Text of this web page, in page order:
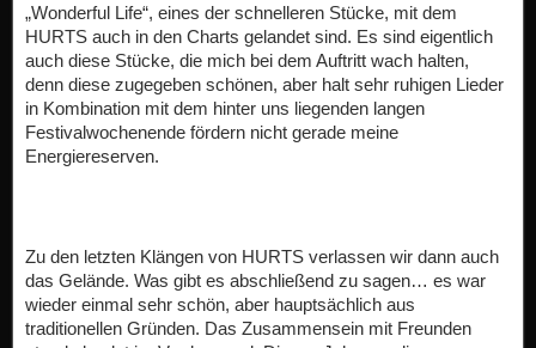
„Wonderful Life“, eines der schnelleren Stücke, mit dem
HURTS auch in den Charts gelandet sind. Es sind eigentlich
auch diese Stücke, die mich bei dem Auftritt wach halten,
denn diese zugegeben schönen, aber halt sehr ruhigen Lieder
in Kombination mit dem hinter uns liegenden langen
Festivalwochenende fördern nicht gerade meine
Energiereserven.
Zu den letzten Klängen von HURTS verlassen wir dann auch
das Gelände. Was gibt es abschließend zu sagen… es war
wieder einmal sehr schön, aber hauptsächlich aus
traditionellen Gründen. Das Zusammensein mit Freunden